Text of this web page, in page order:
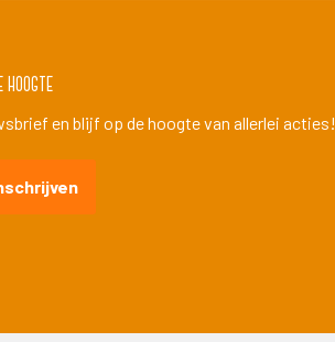
hoogte
en blijf op de hoogte van allerlei acties!